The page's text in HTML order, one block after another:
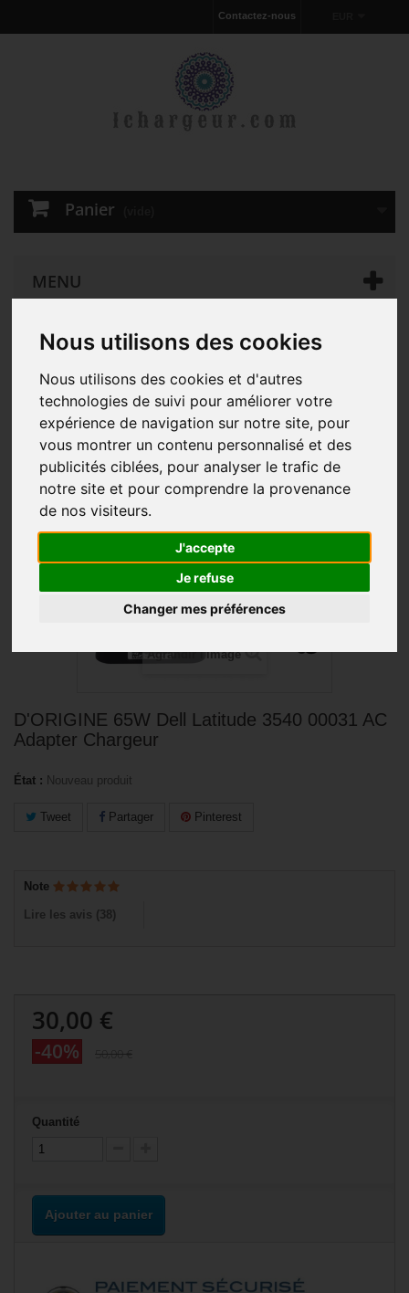
Nous utilisons des cookies
Nous utilisons des cookies et d'autres
technologies de suivi pour améliorer votre
expérience de navigation sur notre site, pour
vous montrer un contenu personnalisé et des
publicités ciblées, pour analyser le trafic de
notre site et pour comprendre la provenance
de nos visiteurs.
J'accepte
Je refuse
Changer mes préférences
Contactez-nous
Panier
MENU
Chargeur pour ordinateur portable
D'ORIGINE 65W Dell
Latitude 3540 00031 AC Adapter Chargeur
PROMO !
Agrandir l'image
D'ORIGINE 65W Dell Latitude 3540 00031 AC
Adapter Chargeur
État : Nouveau produit
Tweet Partager Pinterest
Note
Lire les avis (38
30,00 €
-40% 50,00 €
Quantité
Ajouter au panier